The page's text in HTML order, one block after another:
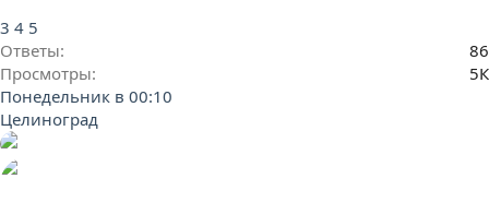
3 4 5
Ответы
86
Просмотры
5К
Понедельник в 00:10
Целиноград